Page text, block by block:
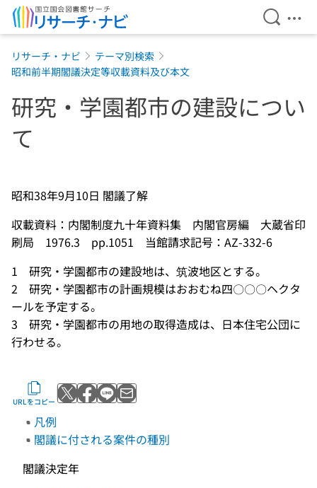
検索を
メ
リサーチ・ナビ
テーマ別検索
昭和前半期閣議決定等収載資料及び本文
研究・学園都市の建設につい
て
凡例
閣議に付される案件の種別
閣議決定年
昭和38年9月10日 閣議了解
収載資料：内閣制度九十年資料集 内閣官房編 大蔵省印
刷局 1976.3 pp.1051 当館請求記号：AZ-332-6
1 研究・学園都市の建設地は、筑波地区とする。
2 研究・学園都市の計画規模はおおむね四〇〇〇ヘクタ
ールを予定する。
3 研究・学園都市の用地の取得造成は、日本住宅公団に
行わせる。
URLをコピー Xでポストする
Facebookでシェアする
LINEで送る
メールで送る